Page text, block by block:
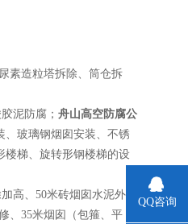
素造粒塔拆除、筒仓拆
泥防腐； 舟山高空防腐公
、玻璃钢烟囱安装、不锈
楼梯、旋转形钢楼梯的设
高、50米砖烟囱水泥外粉
、35米烟囱（包箍、平
QQ咨询